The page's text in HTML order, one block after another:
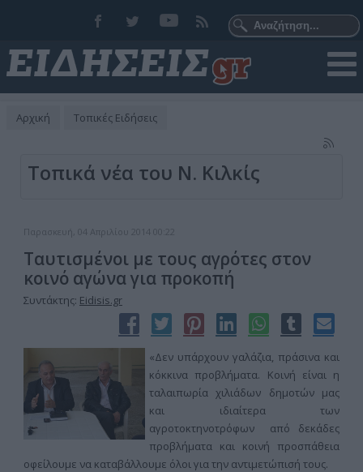
Αρχική Τοπικές Ειδήσεις
Τοπικά νέα του Ν. Κιλκίς
Παρασκευή, 04 Απριλίου 2014 00:22
Ταυτισμένοι με τους αγρότες στον
κοινό αγώνα για προκοπή
Συντάκτης: Eidisis.gr
«Δεν υπάρχουν γαλάζια, πράσινα και
κόκκινα προβλήματα. Κοινή είναι η
ταλαιπωρία χιλιάδων δημοτών μας
και ιδιαίτερα των
αγροτοκτηνοτρόφων από δεκάδες
προβλήματα και κοινή προσπάθεια
οφείλουμε να καταβάλλουμε όλοι για την αντιμετώπισή τους.